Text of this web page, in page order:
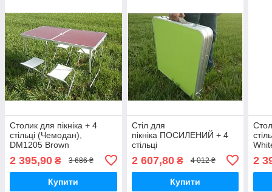
Столик для пікніка + 4
стільці (Чемодан),
DM1205 Brown
2 395,90 ₴ 3 686 ₴
Купити
Стіл для
пікніка ПОСИЛЕНИЙ + 4
стільці
2 607,80₴ 4 012 ₴
Купити
2